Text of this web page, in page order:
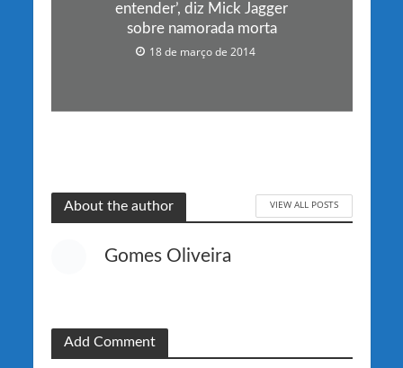
entender’, diz Mick Jagger
sobre namorada morta
18 de março de 2014
About the author VIEW ALL POSTS
Gomes Oliveira
Add Comment